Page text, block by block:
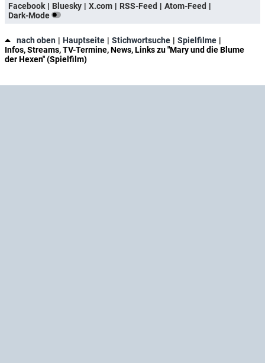
Facebook
Bluesky X.com RSS-Feed
Atom-Feed
Dark-Mode
nach oben Hauptseite Stichwortsuche
Spielfilme
Infos, Streams, TV-Termine, News, Links zu "Mary und die Blume
der Hexen" (Spielfilm)